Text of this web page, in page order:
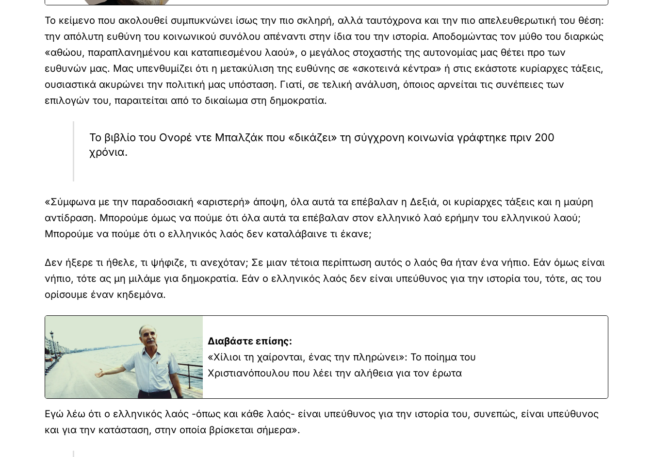
Το κείμενο που ακολουθεί συμπυκνώνει ίσως την πιο σκληρή, αλλά ταυτόχρονα και την πιο απελευθερωτική του θέση:
την απόλυτη ευθύνη του κοινωνικού συνόλου απέναντι στην ίδια του την ιστορία. Αποδομώντας τον μύθο του διαρκώς
«αθώου, παραπλανημένου και καταπιεσμένου λαού», ο μεγάλος στοχαστής της αυτονομίας μας θέτει προ των
ευθυνών μας. Μας υπενθυμίζει ότι η μετακύλιση της ευθύνης σε «σκοτεινά κέντρα» ή στις εκάστοτε κυρίαρχες τάξεις,
ουσιαστικά ακυρώνει την πολιτική μας υπόσταση. Γιατί, σε τελική ανάλυση, όποιος αρνείται τις συνέπειες των
επιλογών του, παραιτείται από το δικαίωμα στη δημοκρατία.
Το βιβλίο του Ονορέ ντε Μπαλζάκ που «δικάζει» τη σύγχρονη κοινωνία γράφτηκε πριν 200
χρόνια.
«Σύμφωνα με την παραδοσιακή «αριστερή» άποψη, όλα αυτά τα επέβαλαν η Δεξιά, οι κυρίαρχες τάξεις και η μαύρη
αντίδραση. Μπορούμε όμως να πούμε ότι όλα αυτά τα επέβαλαν στον ελληνικό λαό ερήμην του ελληνικού λαού;
Μπορούμε να πούμε ότι ο ελληνικός λαός δεν καταλάβαινε τι έκανε;
Δεν ήξερε τι ήθελε, τι ψήφιζε, τι ανεχόταν; Σε μιαν τέτοια περίπτωση αυτός ο λαός θα ήταν ένα νήπιο. Εάν όμως είναι
νήπιο, τότε ας μη μιλάμε για δημοκρατία. Εάν ο ελληνικός λαός δεν είναι υπεύθυνος για την ιστορία του, τότε, ας του
ορίσουμε έναν κηδεμόνα.
Διαβάστε επίσης:
«Χίλιοι τη χαίρονται, ένας την πληρώνει»: Το ποίημα του
Χριστιανόπουλου που λέει την αλήθεια για τον έρωτα
Εγώ λέω ότι ο ελληνικός λαός -όπως και κάθε λαός- είναι υπεύθυνος για την ιστορία του, συνεπώς, είναι υπεύθυνος
και για την κατάσταση, στην οποία βρίσκεται σήμερα».